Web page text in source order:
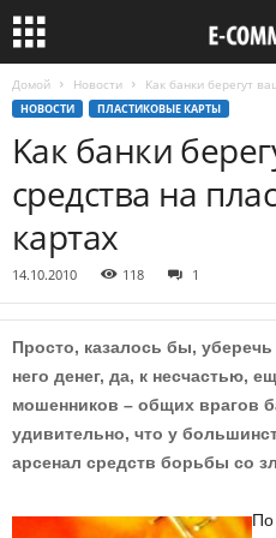
Домой Новости Kак банки берегут
НОВОСТИ ПЛАСТИКОВЫЕ КАРТЫ
Kак банки
средства на
картах
14.10.2010 118 1
Просто, казалось бы,
него денег, да, к несчастью,
мошенников – общих врагов
удивительно, что у
арсенал средств борьбы со
По